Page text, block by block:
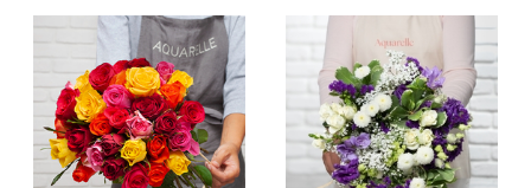
à la hauteur de vos exigences. Une photographie du produit fini
sera prise au moment de l’emballage. Ensuite, nous vous ferons
parvenir cette photo sur votre boîte mail, avant son expédition à
Gerstheim, à votre destinataire. Notre petit plus ? Gratuitement
et en quelques clics, votre commande pourra être complétée
par un message personnalisé.